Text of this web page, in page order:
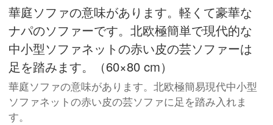
華庭ソファの意味があります。軽くて豪華な
ナパのソファーです。北欧極簡単で現代的な
中小型ソファネットの赤い皮の芸ソファーは
足を踏みます。（60×80 cm）
華庭ソファの意味があります。北欧極簡易現代中小型
ソファネットの赤い皮の芸ソファに足を踏み入れま
す。